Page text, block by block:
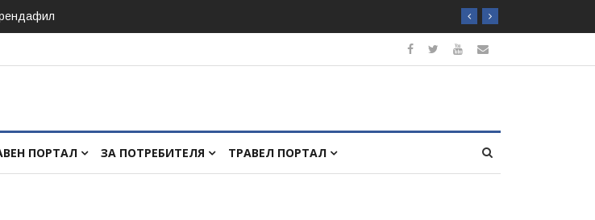
ПОРТАЛ ЗА ПОТРЕБИТЕЛЯ ТРАВЕЛ ПОРТАЛ